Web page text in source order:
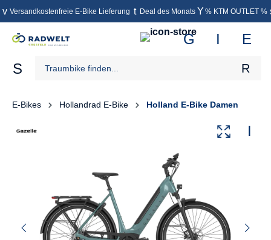
springen
Versandkostenfreie E-Bike Lieferung Deal des Monats % KTM OUTLET %
E-Bikes Hollandrad E-Bike Holland E-Bike Damen